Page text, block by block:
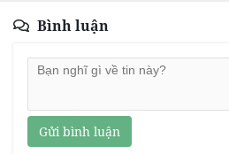
Bình luận
Gửi bình luận